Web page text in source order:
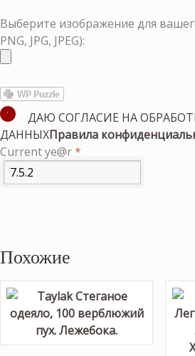
Выберите изображение для
PNG, JPG, JPEG):
ДАЮ СОГЛАСИЕ НА
ДАННЫХПравила
Current ye@r*
Похожие